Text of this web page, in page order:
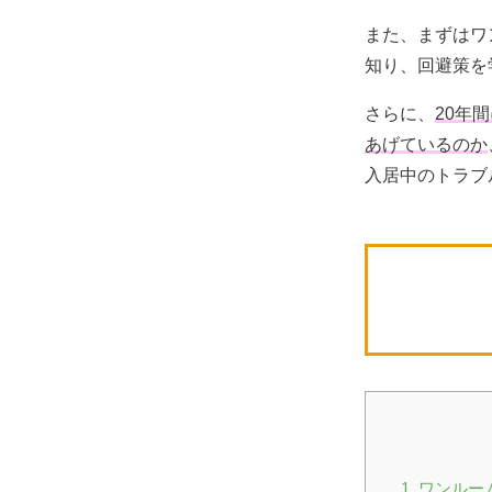
また、まずは
知り、回避策
さらに、 20年
あげているのか
入居中のトラ